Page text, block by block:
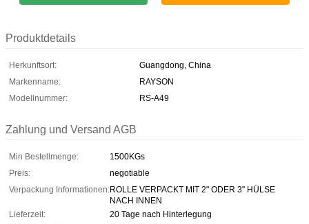
Produktdetails
Herkunftsort:
Guangdong, China
Markenname:
RAYSON
Modellnummer:
RS-A49
Zahlung und Versand AGB
Min Bestellmenge:
1500KGs
Preis:
negotiable
Verpackung Informationen:ROLLE VERPACKT MIT 2" ODER 3" HÜLSE
NACH INNEN
Lieferzeit:
20 Tage nach Hinterlegung